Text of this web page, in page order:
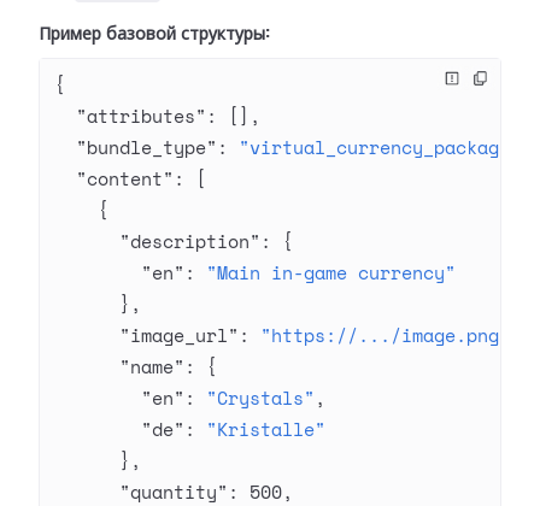
Пример базовой структуры:
{
  "attributes"
: [],
  "bundle_type"
: "virtual_currency_package"
  "content"
: [
    {
      "description"
: {
        "en"
: "Main in-game currency"
      },
      "image_url"
: "https://.../image.png"
      "name"
: {
        "en"
: "Crystals" ,
        "de"
: "Kristalle"
      },
      "quantity"
: 500,